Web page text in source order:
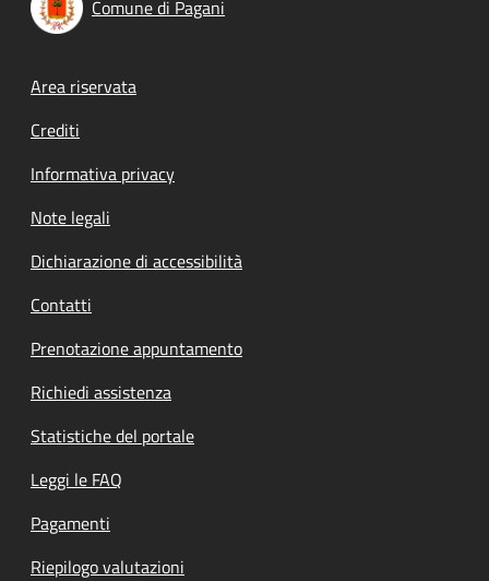
Comune di Pagani
Footer menu
Area riservata
Crediti
Informativa privacy
Note legali
Dichiarazione di accessibilità
Contatti
Prenotazione appuntamento
Richiedi assistenza
Statistiche del portale
Leggi le FAQ
Pagamenti
Riepilogo valutazioni